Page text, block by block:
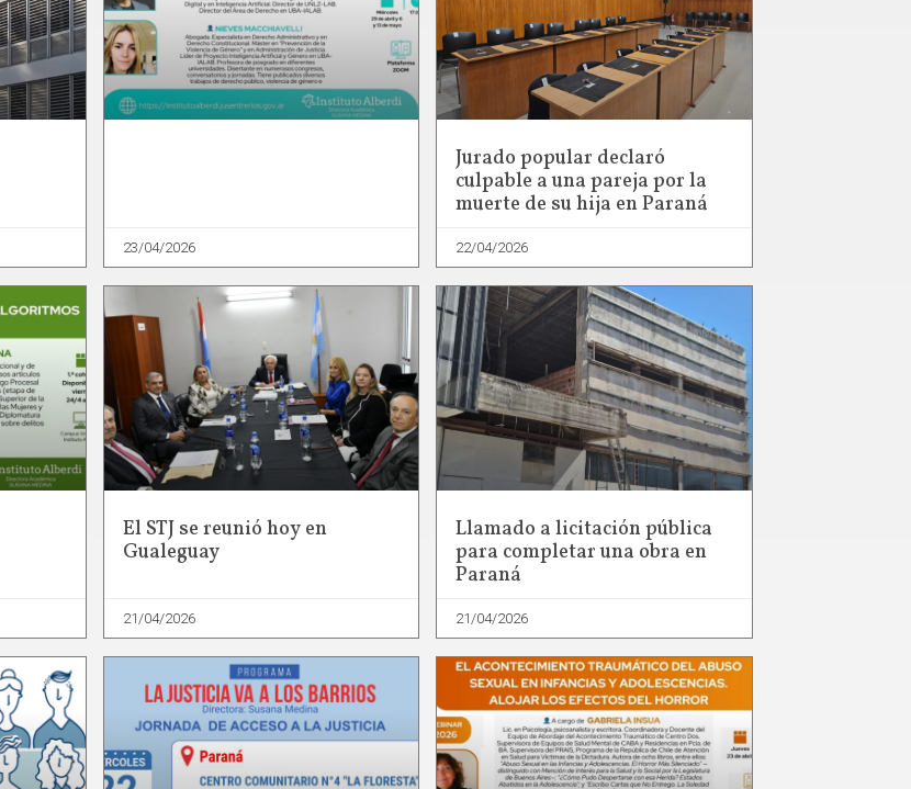
23/04/2026
Jurado popular declaró
culpable a una pareja por la
muerte de su hija en Paraná
22/04/2026
El STJ se reunió hoy en
Gualeguay
21/04/2026
Llamado a licitación pública
para completar una obra en
Paraná
21/04/2026